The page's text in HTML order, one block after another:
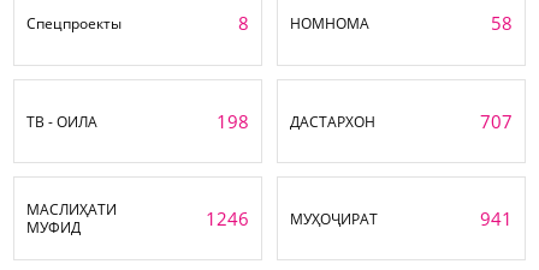
Спецпроекты 8 НОМНОМА 58
ТВ - ОИЛА 198 ДАСТАРХОН 707
МАСЛИҲАТИ
МУФИД
1246 МУҲОҶИРАТ 941